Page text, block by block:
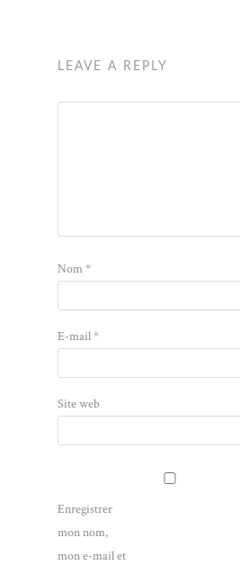
LEAVE A REPLY
Nom*
E-mail*
Site web
Enregistrer
mon nom,
mon e-mail et